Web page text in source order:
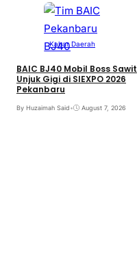
Kabar Daerah
BAIC BJ40 Mobil Boss Sawit
Unjuk Gigi di SIEXPO 2026
Pekanbaru
By Huzaimah Said• August 7, 2026